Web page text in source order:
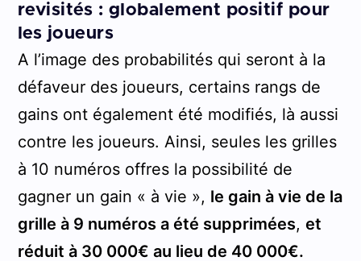
revisités : globalement positif pour
les joueurs
A l’image des probabilités qui seront à la
défaveur des joueurs, certains rangs de
gains ont également été modifiés, là aussi
contre les joueurs. Ainsi, seules les grilles
à 10 numéros offres la possibilité de
gagner un gain « à vie », le gain à vie de la
grille à 9 numéros a été supprimées, et
réduit à 30 000€ au lieu de 40 000€.